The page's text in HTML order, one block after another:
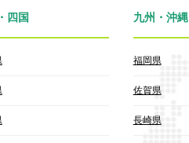
四国 九州・沖縄
福岡県
佐賀県
長崎県